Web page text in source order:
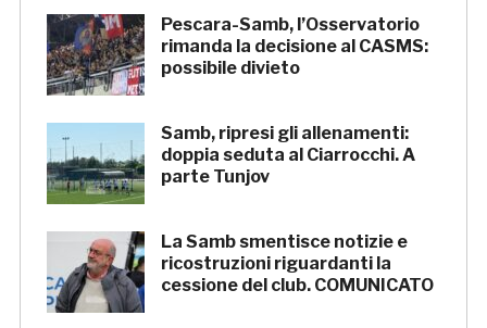
Pescara-Samb, l’Osservatorio
rimanda la decisione al CASMS:
possibile divieto
Samb, ripresi gli allenamenti:
doppia seduta al Ciarrocchi. A
parte Tunjov
La Samb smentisce notizie e
ricostruzioni riguardanti la
cessione del club. COMUNICATO